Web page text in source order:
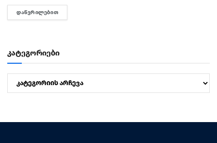
პოლიციამ 31 ივლისს, თბილისის საკრებულოსთან
დააკავა. მას ხელში ეკავა ბანერი "ბიძინა ყ - არაა/არის?".
ᲓᲐᲬᲕᲠᲘᲚᲔᲑᲘᲗ
კატეგორიები
კატეგორიები